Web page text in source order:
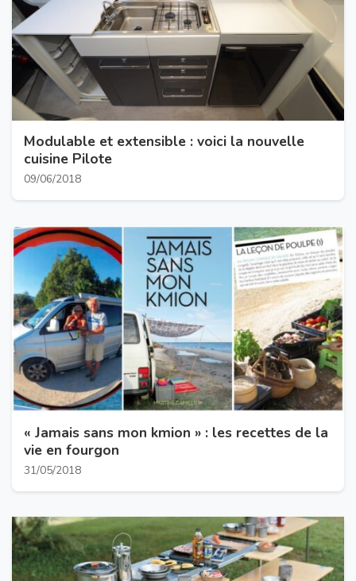
Modulable et extensible : voici la nouvelle
cuisine Pilote
09/06/2018
« Jamais sans mon kmion » : les recettes de la
vie en fourgon
31/05/2018